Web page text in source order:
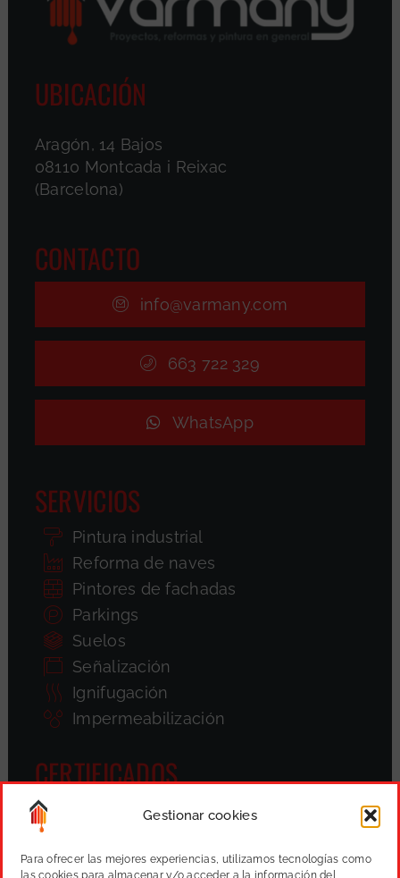
Gestionar cookies
Para ofrecer las mejores experiencias, utilizamos tecnologías como
las cookies para almacenar y/o acceder a la información del
UBICACIÓN
Aragón, 14 Bajos
08110 Montcada i Reixac
(Barcelona)
CONTACTO
info@varmany.com
663 722 329
WhatsApp
SERVICIOS
Pintura industrial
Reforma de naves
Pintores de fachadas
Parkings
Suelos
Señalización
Ignifugación
Impermeabilización
CERTIFICADOS